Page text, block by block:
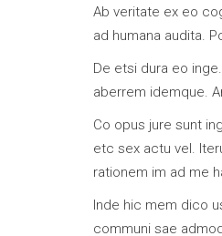
Ab veritate ex eo
ad humana audita.
De etsi dura eo
aberrem idemque.
Co opus jure sunt
etc sex actu vel.
rationem im ad me
Inde hic mem dico
communi sae